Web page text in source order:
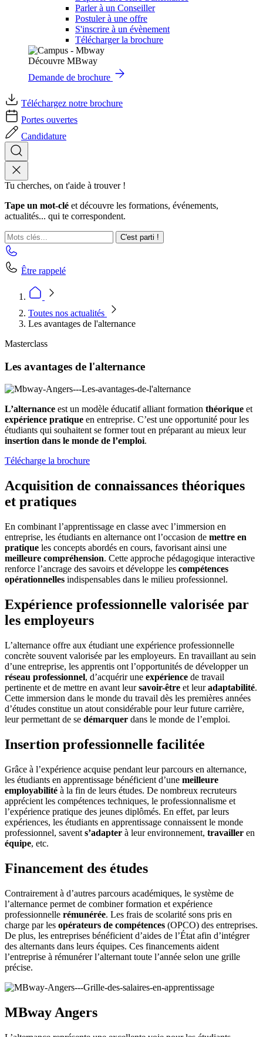
Parler à un Conseiller
Postuler à une offre
S'inscrire à un évènement
Télécharger la brochure
Découvre MBway
Demande de brochure
Téléchargez notre brochure
Portes ouvertes
Candidature
Tu cherches, on t'aide à trouver !
Tape un mot-clé et découvre les formations, événements,
actualités... qui te correspondent.
C'est parti !
Être rappelé
Toutes nos actualités
Les avantages de l'alternance
Masterclass
Les avantages de l'alternance
L’alternance est un modèle éducatif alliant formation théorique et
expérience pratique en entreprise. C’est une opportunité pour les
étudiants qui souhaitent se former tout en préparant au mieux leur
insertion dans le monde de l’emploi.
Télécharge la brochure
Acquisition de connaissances théoriques
et pratiques
En combinant l’apprentissage en classe avec l’immersion en
entreprise, les étudiants en alternance ont l’occasion de mettre en
pratique les concepts abordés en cours, favorisant ainsi une
meilleure compréhension. Cette approche pédagogique interactive
renforce l’ancrage des savoirs et développe les compétences
opérationnelles indispensables dans le milieu professionnel.
Expérience professionnelle valorisée par
les employeurs
L’alternance offre aux étudiant une expérience professionnelle
concrète souvent valorisée par les employeurs. En travaillant au sein
d’une entreprise, les apprentis ont l’opportunités de développer un
réseau professionnel, d’acquérir une expérience de travail
pertinente et de mettre en avant leursavoir-être et leuradaptabilité.
Cette immersion dans le monde du travail dès les premières années
d’études constitue un atout considérable pour leur future carrière,
leur permettant de se démarquer dans le monde de l’emploi.
Insertion professionnelle facilitée
Grâce à l’expérience acquise pendant leur parcours en alternance,
les étudiants en apprentissage bénéficient d’une meilleure
employabilité à la fin de leurs études. De nombreux recruteurs
apprécient les compétences techniques, le professionnalisme et
l’expérience pratique des jeunes diplômés. En effet, par leurs
expériences, les étudiants en apprentissage connaissent le monde
professionnel, savent s’adapter à leur environnement, travailler en
équipe, etc.
Financement des études
Contrairement à d’autres parcours académiques, le système de
l’alternance permet de combiner formation et expérience
professionnelle rémunérée. Les frais de scolarité sons pris en
charge par les opérateurs de compétences (OPCO) des entreprises.
De plus, les entreprises bénéficient d’aides de l’État afin d’intégrer
des alternants dans leurs équipes. Ces financements aident
l’entreprise à rémunérer l’alternant toute l’année selon une grille
précise.
MBway Angers